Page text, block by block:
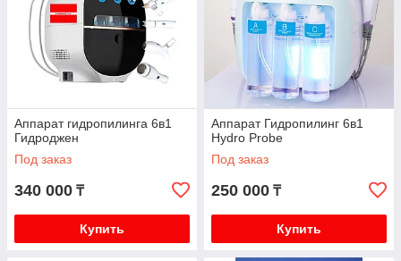
Аппарат гидропилинга 6в1
Гидроджен
Под заказ
340 000 ₸
Купить
Аппарат Гидропилинг 6в1
Hydro Probe
Под заказ
250 000 ₸
Купить